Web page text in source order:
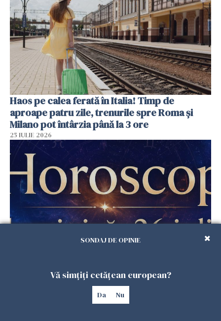
Haos pe calea ferată în Italia! Timp de
aproape patru zile, trenurile spre Roma și
Milano pot întârzia până la 3 ore
25 IULIE 2026
răstoarnă calculele pentru unele zodii
SONDAJ DE OPINIE
Vă simțiți cetățean european?
Da Nu